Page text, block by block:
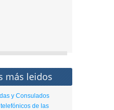
más leidos
y Consulados
de las